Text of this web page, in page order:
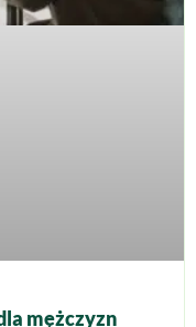
mężczyzn